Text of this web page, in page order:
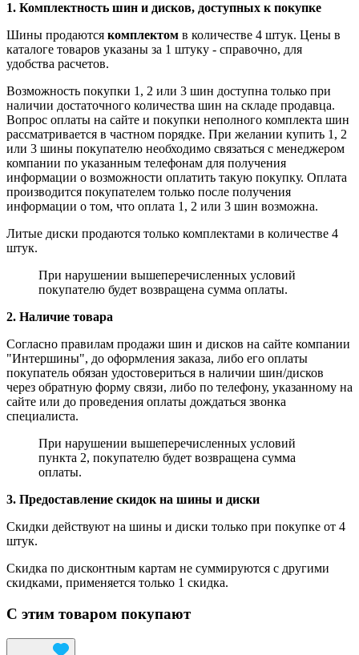
1. Комплектность шин и дисков, доступных к покупке
Шины продаются комплектом в количестве 4 штук. Цены в
каталоге товаров указаны за 1 штуку - справочно, для
удобства расчетов.
Возможность покупки 1, 2 или 3 шин доступна только при
наличии достаточного количества шин на складе продавца.
Вопрос оплаты на сайте и покупки неполного комплекта шин
рассматривается в частном порядке. При желании купить 1, 2
или 3 шины покупателю необходимо связаться с менеджером
компании по указанным телефонам для получения
информации о возможности оплатить такую покупку. Оплата
производится покупателем только после получения
информации о том, что оплата 1, 2 или 3 шин возможна.
Литые диски продаются только комплектами в количестве 4
штук.
При нарушении вышеперечисленных условий
покупателю будет возвращена сумма оплаты.
2. Наличие товара
Согласно правилам продажи шин и дисков на сайте компании
"Интершины", до оформления заказа, либо его оплаты
покупатель обязан удостовериться в наличии шин/дисков
через обратную форму связи, либо по телефону, указанному на
сайте или до проведения оплаты дождаться звонка
специалиста.
При нарушении вышеперечисленных условий
пункта 2, покупателю будет возвращена сумма
оплаты.
3. Предоставление скидок на шины и диски
Скидки действуют на шины и диски только при покупке от 4
штук.
Скидка по дисконтным картам не суммируются с другими
скидками, применяется только 1 скидка.
С этим товаром покупают